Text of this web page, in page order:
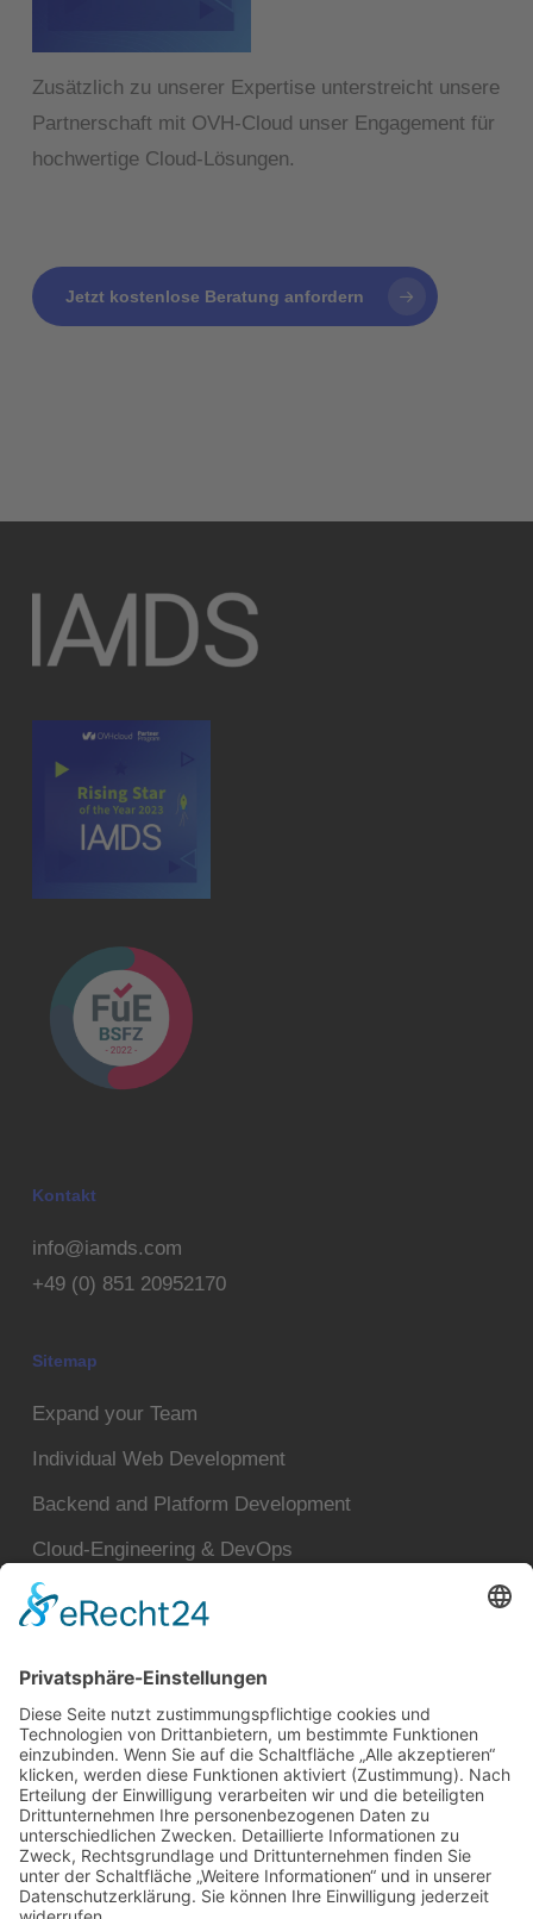
Zusätzlich zu unserer Expertise unterstreicht unsere
Partnerschaft mit OVH-Cloud unser Engagement für
hochwertige Cloud-Lösungen.
Jetzt kostenlose Beratung anfordern
Kontakt
info@iamds.com
+49 (0) 851 20952170
Sitemap
Expand your Team
Individual Web Development
Backend and Platform Development
Cloud-Engineering & DevOps
Solution Architecture
Auditing
Data Science & AI
Dataplatform
Projekte
Kontakt
DeepTest